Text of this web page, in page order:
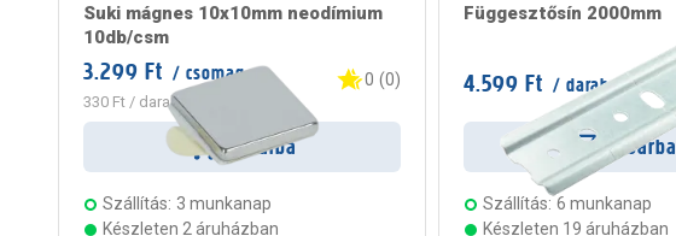
Suki mágnes 10x10mm neodímium
10db/csm
3.299 Ft / csomag
330 Ft / darab
0 (0)
Kosárba
Szállítás: 3 munkanap
Készleten 2 áruházban
Függesztősín 2000mm
4.599 Ft / darab
Kosárba
Szállítás: 6 munkanap
Készleten 19 áruházban